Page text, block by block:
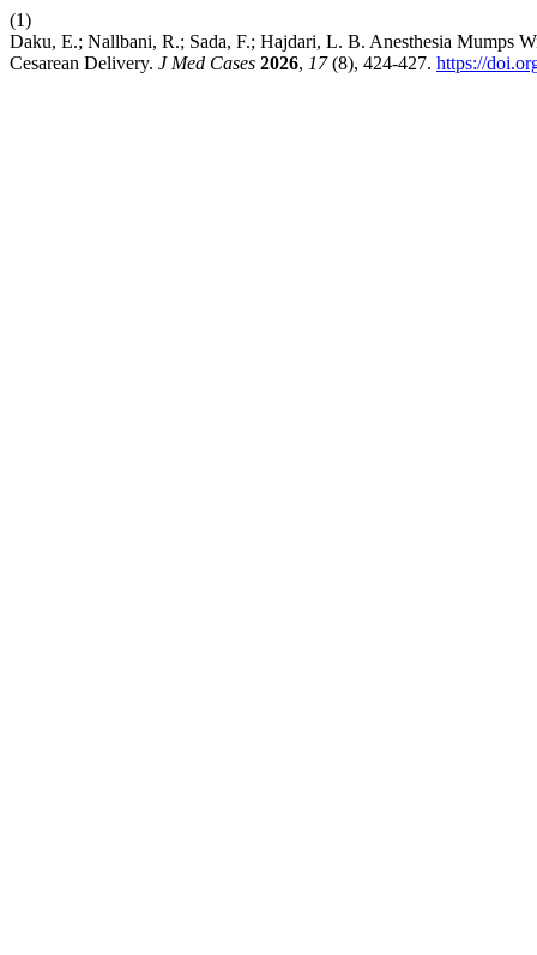
(1)
Daku, E.; Nallbani, R.; Sada, F.; Hajdari, L. B. Anesthesia Mumps
Cesarean Delivery. J Med Cases 2026, 17(8), 424-427. https://